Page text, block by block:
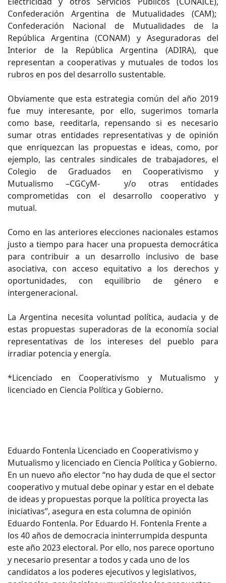
Confederación Argentina de Mutualidades (CAM);
Confederación Nacional de Mutualidades de la
República Argentina (CONAM) y Aseguradoras del
Interior de la República Argentina (ADIRA), que
representan a cooperativas y mutuales de todos los
rubros en pos del desarrollo sustentable.
Obviamente que esta estrategia común del año 2019
fue muy interesante, por ello, sugerimos tomarla
como base, reeditarla, repensando si es necesario
sumar otras entidades representativas y de opinión
que enriquezcan las propuestas e ideas, como, por
ejemplo, las centrales sindicales de trabajadores, el
Colegio de Graduados en Cooperativismo y
Mutualismo –CGCyM- y/o otras entidades
comprometidas con el desarrollo cooperativo y
mutual.
Como en las anteriores elecciones nacionales estamos
justo a tiempo para hacer una propuesta democrática
para contribuir a un desarrollo inclusivo de base
asociativa, con acceso equitativo a los derechos y
oportunidades, con equilibrio de género e
intergeneracional.
La Argentina necesita voluntad política, audacia y de
estas propuestas superadoras de la economía social
representativas de los intereses del pueblo para
irradiar potencia y energía.
*Licenciado en Cooperativismo y Mutualismo y
licenciado en Ciencia Política y Gobierno.
Eduardo Fontenla Licenciado en Cooperativismo y
Mutualismo y licenciado en Ciencia Política y Gobierno.
En un nuevo año elector “no hay duda de que el sector
cooperativo y mutual debe opinar y estar en el debate
de ideas y propuestas porque la política proyecta las
iniciativas”, asegura en esta columna de opinión
Eduardo Fontenla. Por Eduardo H. Fontenla Frente a
los 40 años de democracia ininterrumpida despunta
este año 2023 electoral. Por ello, nos parece oportuno
y necesario presentar a todos y cada uno de los
candidatos a los poderes ejecutivos y legislativos,